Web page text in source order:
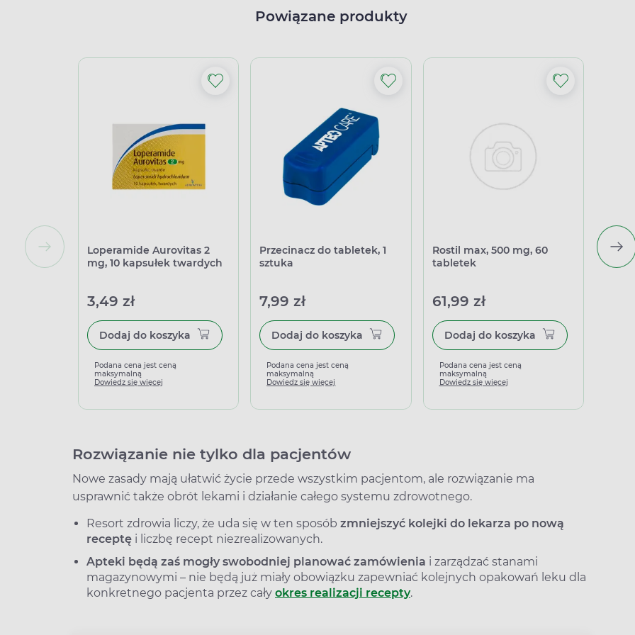
Powiązane produkty
Loperamide Aurovitas 2
mg, 10 kapsułek twardych
3,49 zł
Dodaj do koszyka
Podana cena jest ceną
maksymalną
Dowiedz się więcej
Przecinacz do tabletek, 1
sztuka
7,99 zł
Dodaj do koszyka
Podana cena jest ceną
maksymalną
Dowiedz się więcej
Rostil max, 500 mg, 60
tabletek
61,99 zł
Dodaj do koszyka
Podana cena jest ceną
maksymalną
Dowiedz się więcej
Rozwiązanie nie tylko dla pacjentów
Nowe zasady mają ułatwić życie przede wszystkim pacjentom, ale rozwiązanie ma
usprawnić także obrót lekami i działanie całego systemu zdrowotnego.
Resort zdrowia liczy, że uda się w ten sposób zmniejszyć kolejki do lekarza po nową
receptę i liczbę recept niezrealizowanych.
Apteki będą zaś mogły swobodniej planować zamówienia i zarządzać stanami
magazynowymi – nie będą już miały obowiązku zapewniać kolejnych opakowań leku dla
konkretnego pacjenta przez cały okres realizacji recepty.